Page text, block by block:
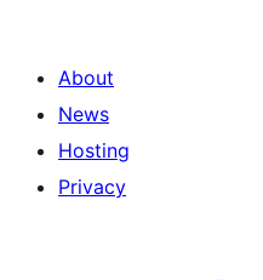
About
News
Hosting
Privacy